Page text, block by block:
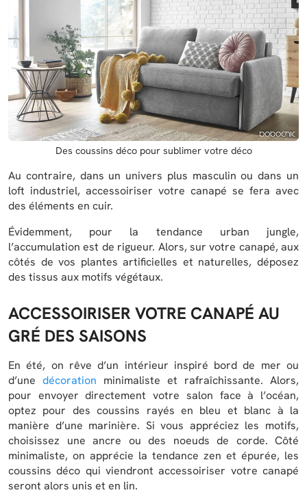
Des coussins déco pour sublimer votre déco
Au contraire, dans un univers plus masculin ou dans un
loft industriel, accessoiriser votre canapé se fera avec
des éléments en cuir.
Évidemment, pour la tendance urban jungle,
l’accumulation est de rigueur. Alors, sur votre canapé, aux
côtés de vos plantes artificielles et naturelles, déposez
des tissus aux motifs végétaux.
ACCESSOIRISER VOTRE CANAPÉ AU
GRÉ DES SAISONS
En été, on rêve d’un intérieur inspiré bord de mer ou
d’une décoration minimaliste et rafraîchissante. Alors,
pour envoyer directement votre salon face à l’océan,
optez pour des coussins rayés en bleu et blanc à la
manière d’une marinière. Si vous appréciez les motifs,
choisissez une ancre ou des noeuds de corde. Côté
minimaliste, on apprécie la tendance zen et épurée, les
coussins déco qui viendront accessoiriser votre canapé
seront alors unis et en lin.